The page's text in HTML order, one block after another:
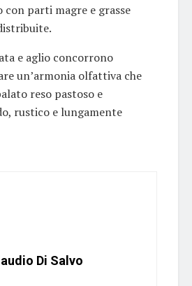
parti magre e grasse
e aglio concorrono
un’armonia olfattiva che
reso pastoso e
rustico e lungamente
Di Salvo